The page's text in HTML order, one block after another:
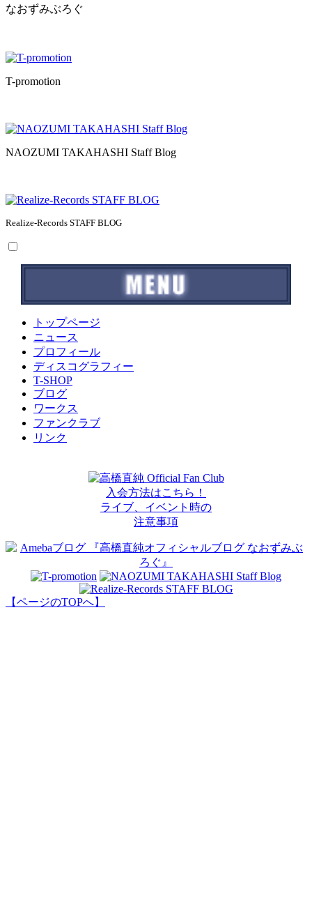
なおずみぶろぐ
T-promotion
NAOZUMI TAKAHASHI Staff Blog
Realize-Records STAFF BLOG
トップページ
ニュース
プロフィール
ディスコグラフィー
T-SHOP
ブログ
ワークス
ファンクラブ
リンク
入会方法はこちら！
ライブ、イベント時の
注意事項
【ページのTOPへ】